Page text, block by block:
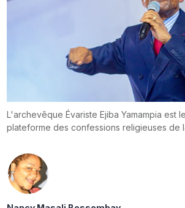
L'archevêque Évariste Ejiba Yamampia est
plateforme des confessions religieuses de